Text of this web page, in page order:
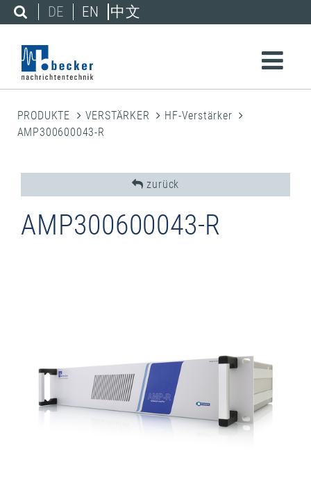
DE EN 中文
PRODUKTE VERSTÄRKER
HF-Verstärker
AMP300600043-R
zurück
AMP300600043-R